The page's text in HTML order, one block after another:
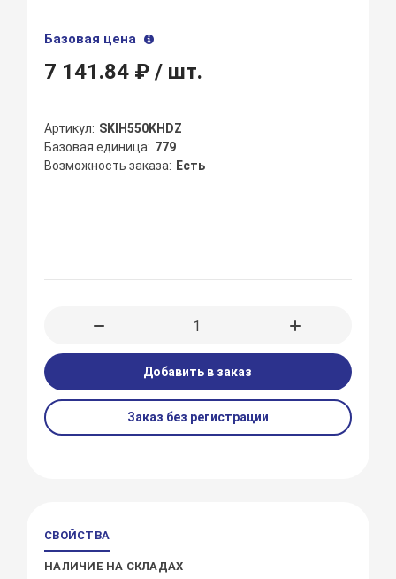
Базовая цена
7 141.84 ₽/ шт.
Артикул
SKIH550KHDZ
Базовая единица 779
Возможность заказа
Есть
Добавить в заказ
Заказ без регистрации
СВОЙСТВА
НАЛИЧИЕ НА СКЛАДАХ